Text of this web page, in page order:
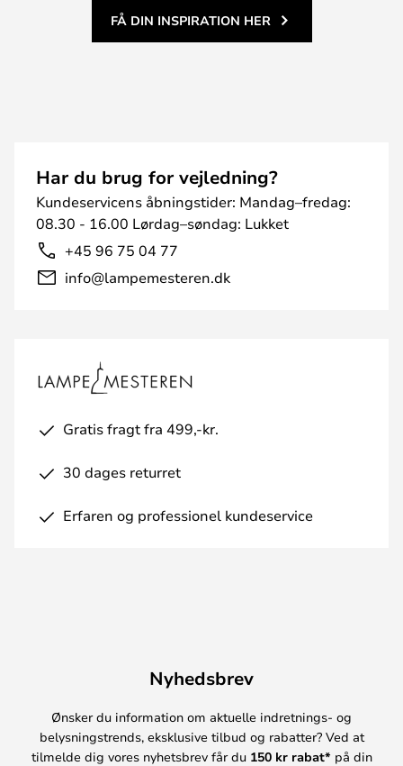
FÅ DIN INSPIRATION HER
Har du brug for vejledning?
Kundeservicens åbningstider: Mandag–fredag:
08.30 - 16.00 Lørdag–søndag: Lukket
+45 96 75 04 77
info@lampemesteren.dk
Gratis fragt fra 499,-kr.
30 dages returret
Erfaren og professionel kundeservice
Nyhedsbrev
Ønsker du information om aktuelle indretnings- og
belysningstrends, eksklusive tilbud og rabatter? Ved at
tilmelde dig vores nyhetsbrev får du 150 kr rabat* på din